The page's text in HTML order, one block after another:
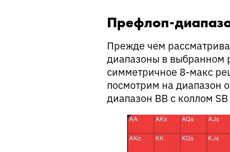
Префлоп-
Прежде чем
диапазоны в выбранном
симметричное 8-макс
посмотрим на диапазон
диапазон BB с коллом